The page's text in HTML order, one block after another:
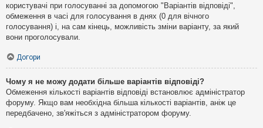
користувачі при голосуванні за допомогою "Варіантів відповіді",
обмеження в часі для голосування в днях (0 для вічного
голосування) і, на сам кінець, можливість зміни варіанту, за який
вони проголосували.
Догори
Чому я не можу додати більше варіантів відповіді?
Обмеження кількості варіантів відповіді встановлює адміністратор
форуму. Якщо вам необхідна більша кількості варіантів, аніж це
передбачено, зв'яжіться з адміністратором форуму.